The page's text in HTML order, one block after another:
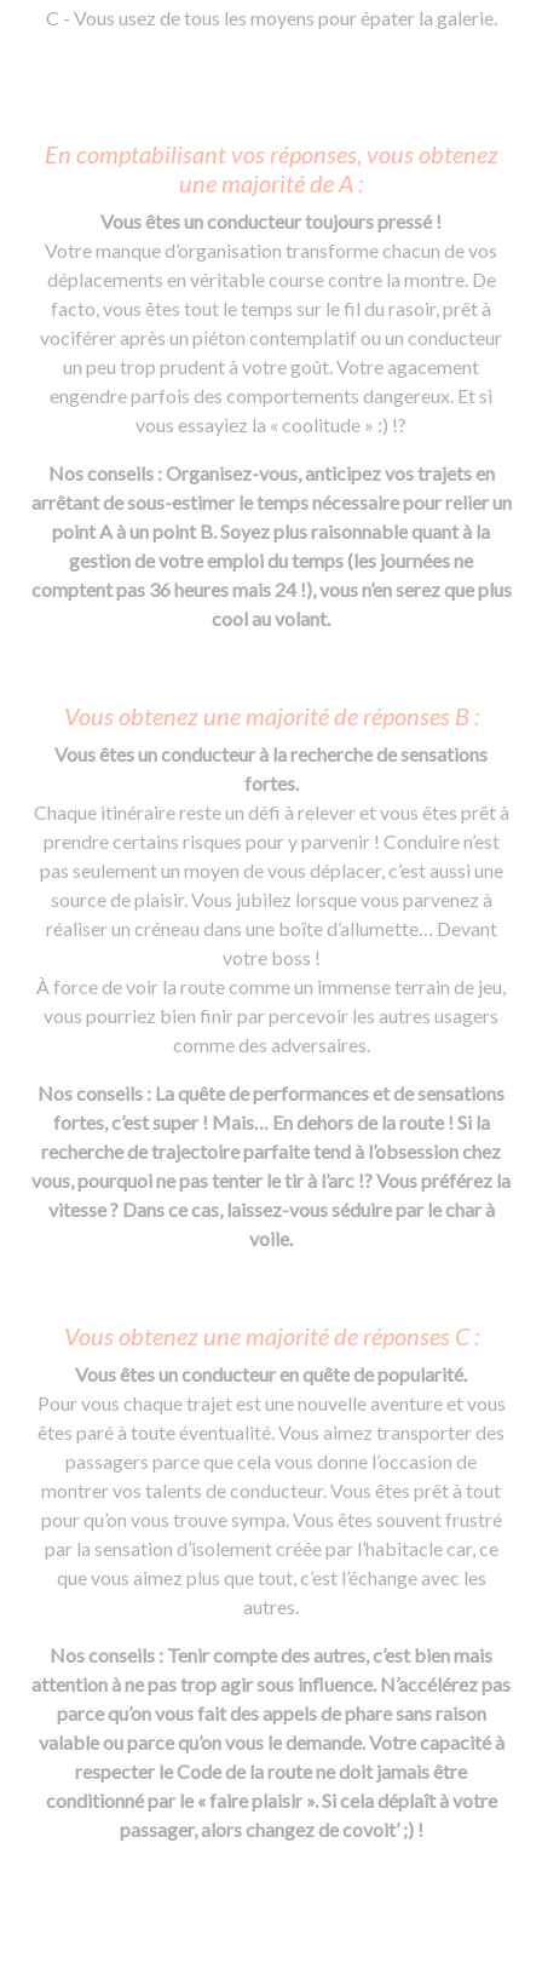
C - Vous usez de tous les moyens pour épater la galerie.
En comptabilisant vos réponses, vous obtenez
une majorité de A :
Vous êtes un conducteur toujours pressé !
Votre manque d’organisation transforme chacun de vos
déplacements en véritable course contre la montre. De
facto, vous êtes tout le temps sur le fil du rasoir, prêt à
vociférer après un piéton contemplatif ou un conducteur
un peu trop prudent à votre goût. Votre agacement
engendre parfois des comportements dangereux. Et si
vous essayiez la « coolitude » :) !?
Nos conseils : Organisez-vous, anticipez vos trajets en
arrêtant de sous-estimer le temps nécessaire pour relier un
point A à un point B. Soyez plus raisonnable quant à la
gestion de votre emploi du temps (les journées ne
comptent pas 36 heures mais 24 !), vous n’en serez que plus
cool au volant.
Vous obtenez une majorité de réponses B :
Vous êtes un conducteur à la recherche de sensations
fortes.
Chaque itinéraire reste un défi à relever et vous êtes prêt à
prendre certains risques pour y parvenir ! Conduire n’est
pas seulement un moyen de vous déplacer, c’est aussi une
source de plaisir. Vous jubilez lorsque vous parvenez à
réaliser un créneau dans une boîte d’allumette… Devant
votre boss !
À force de voir la route comme un immense terrain de jeu,
vous pourriez bien finir par percevoir les autres usagers
comme des adversaires.
Nos conseils : La quête de performances et de sensations
fortes, c’est super ! Mais… En dehors de la route ! Si la
recherche de trajectoire parfaite tend à l’obsession chez
vous, pourquoi ne pas tenter le tir à l’arc !? Vous préférez la
vitesse ? Dans ce cas, laissez-vous séduire par le char à
voile.
Vous obtenez une majorité de réponses C :
Vous êtes un conducteur en quête de popularité.
Pour vous chaque trajet est une nouvelle aventure et vous
êtes paré à toute éventualité. Vous aimez transporter des
passagers parce que cela vous donne l’occasion de
montrer vos talents de conducteur. Vous êtes prêt à tout
pour qu’on vous trouve sympa. Vous êtes souvent frustré
par la sensation d’isolement créée par l’habitacle car, ce
que vous aimez plus que tout, c’est l’échange avec les
autres.
Nos conseils : Tenir compte des autres, c’est bien mais
attention à ne pas trop agir sous influence. N’accélérez pas
parce qu’on vous fait des appels de phare sans raison
valable ou parce qu’on vous le demande. Votre capacité à
respecter le Code de la route ne doit jamais être
conditionné par le « faire plaisir ». Si cela déplaît à votre
passager, alors changez de covoit’ ;) !